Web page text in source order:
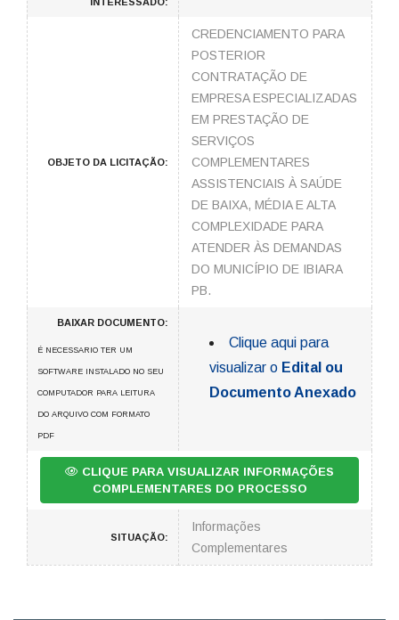
OBJETO DA LICITAÇÃO:
CREDENCIAMENTO PARA
POSTERIOR
CONTRATAÇÃO DE
EMPRESA ESPECIALIZADAS
EM PRESTAÇÃO DE
SERVIÇOS
COMPLEMENTARES
ASSISTENCIAIS À SAÚDE
DE BAIXA, MÉDIA E ALTA
COMPLEXIDADE PARA
ATENDER ÀS DEMANDAS
DO MUNICÍPIO DE IBIARA
PB.
BAIXAR DOCUMENTO:
É NECESSARIO TER UM
SOFTWARE INSTALADO NO SEU
COMPUTADOR PARA LEITURA
DO ARQUIVO COM FORMATO
PDF
Clique aqui para
visualizar o Edital ou
Documento Anexado
CLIQUE PARA VISUALIZAR INFORMAÇÕES
COMPLEMENTARES DO PROCESSO
SITUAÇÃO:
Informações
Complementares